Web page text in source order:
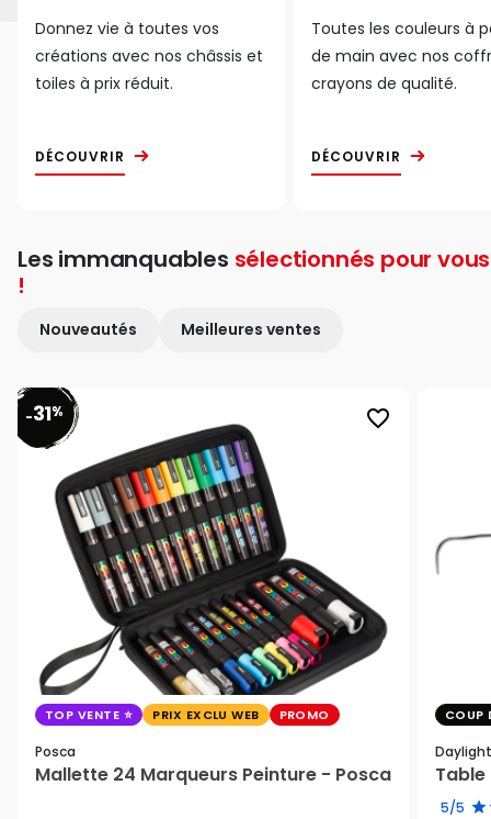
Donnez vie à toutes vos
créations avec nos châssis et
toiles à prix réduit.
DÉCOUVRIR
Toutes les couleurs à
de main avec nos
crayons de qualité.
DÉCOUVRIR
Les immanquables sélectionnés pour vous
!
Nouveautés Meilleures ventes
favorite_border
-31%
TOP VENTE PRIX EXCLU WEB PROMO
Posca
Mallette 24 Marqueurs Peinture - Posca
COUP
Daylight
Table
5/5